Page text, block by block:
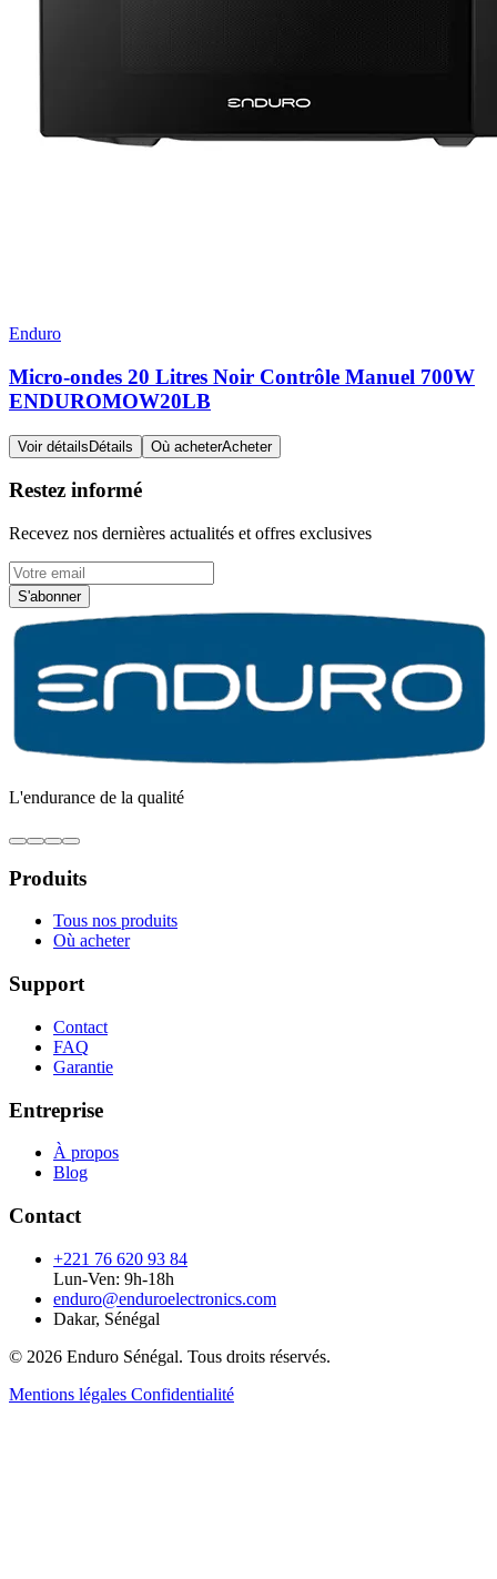
Enduro
Micro-ondes 20 Litres Noir Contrôle Manuel 700W
ENDUROMOW20LB
Voir détailsDétails Où acheterAcheter
Restez informé
Recevez nos dernières actualités et offres exclusives
S'abonner
L'endurance de la qualité
Produits
Tous nos produits
Où acheter
Support
Contact
FAQ
Garantie
Entreprise
À propos
Blog
Contact
+221 76 620 93 84
Lun-Ven: 9h-18h
enduro@enduroelectronics.com
Dakar, Sénégal
© 2026 Enduro Sénégal. Tous droits réservés.
Mentions légales Confidentialité